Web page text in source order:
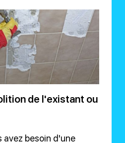
de l'existant ou
avez besoin d'une